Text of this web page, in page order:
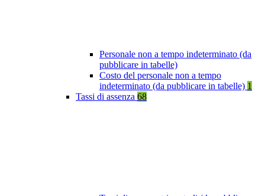
Personale non a tempo indeterminato (da
pubblicare in tabelle)
Costo del personale non a tempo
indeterminato (da pubblicare in tabelle) 1
Tassi di assenza 68